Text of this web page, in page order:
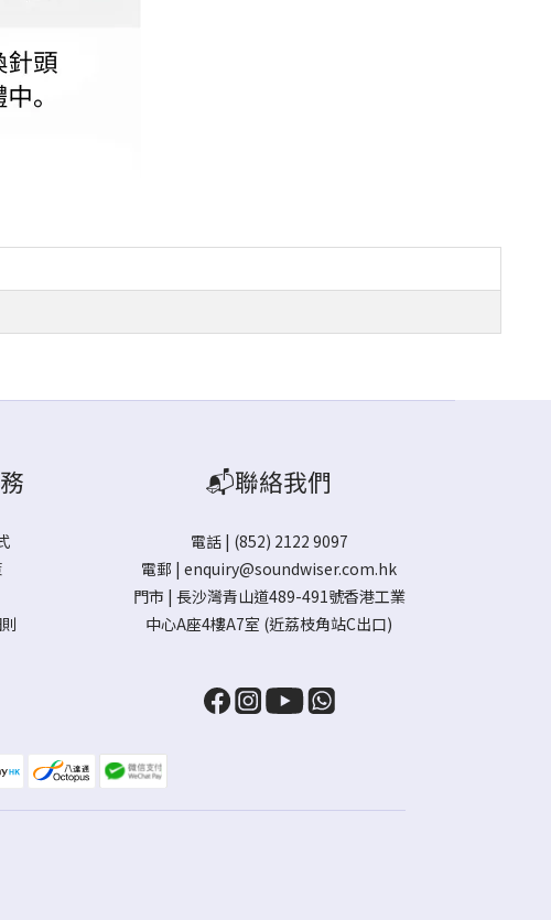
📬聯絡我們
電話 | (852) 2122 9097
電郵 |enquiry@soundwiser.com.hk
門市 | 長沙灣青山道489-491號香港工業
中心A座4樓A7室 (近荔枝角站C出口)